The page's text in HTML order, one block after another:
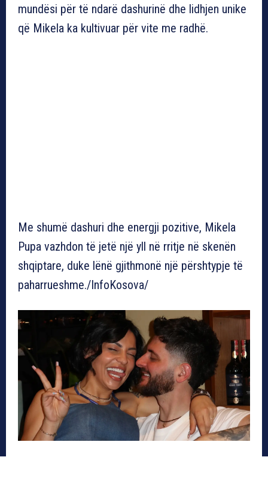
mundësi për të ndarë dashurinë dhe lidhjen unike
që Mikela ka kultivuar për vite me radhë.
Me shumë dashuri dhe energji pozitive, Mikela
Pupa vazhdon të jetë një yll në rritje në skenën
shqiptare, duke lënë gjithmonë një përshtypje të
paharrueshme./InfoKosova/